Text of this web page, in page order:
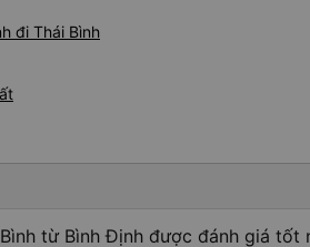
đi Thái Bình
từ Bình Định được đánh giá tốt